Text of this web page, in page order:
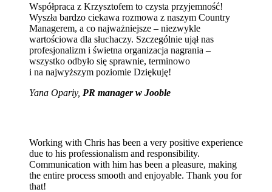
Współpraca z Krzysztofem to czysta przyjemność!
Wyszła bardzo ciekawa rozmowa z naszym Country
Managerem, a co najważniejsze – niezwykle
wartościowa dla słuchaczy. Szczególnie ujął nas
profesjonalizm i świetna organizacja nagrania –
wszystko odbyło się sprawnie, terminowo
i na najwyższym poziomie Dziękuję!
Yana Opariy, PR manager w Jooble
Working with Chris has been a very positive experience
due to his professionalism and responsibility.
Communication with him has been a pleasure, making
the entire process smooth and enjoyable. Thank you for
that!